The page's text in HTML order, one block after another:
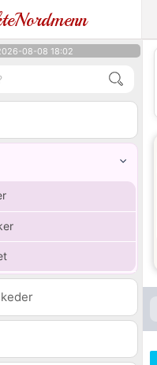
08-08 18:02